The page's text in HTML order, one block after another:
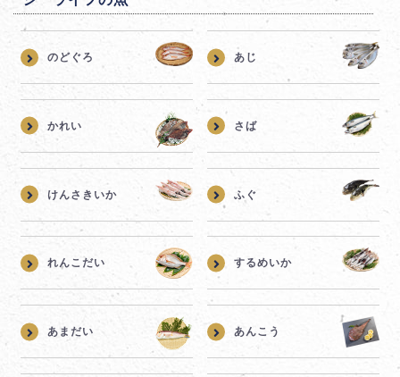
のどぐろ あじ
かれい さば
けんさきいか ふぐ
れんこだい するめいか
あまだい あんこう